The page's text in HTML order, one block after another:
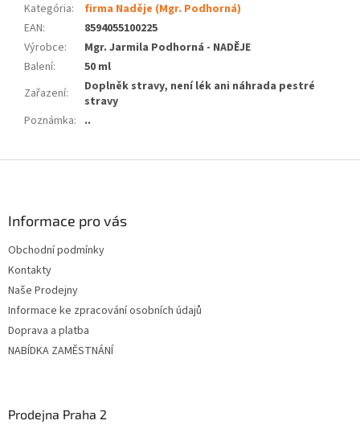
Kategória:
firma Naděje (Mgr. Podhorná)
EAN:
8594055100225
Výrobce:
Mgr. Jarmila Podhorná - NADĚJE
Balení:
50 ml
Zařazení:
Doplněk stravy, není lék ani náhrada pestré
stravy
Poznámka: ..
Informace pro vás
Obchodní podmínky
Kontakty
Naše Prodejny
Informace ke zpracování osobních údajů
Doprava a platba
NABÍDKA ZAMĚSTNÁNÍ
Prodejna Praha 2